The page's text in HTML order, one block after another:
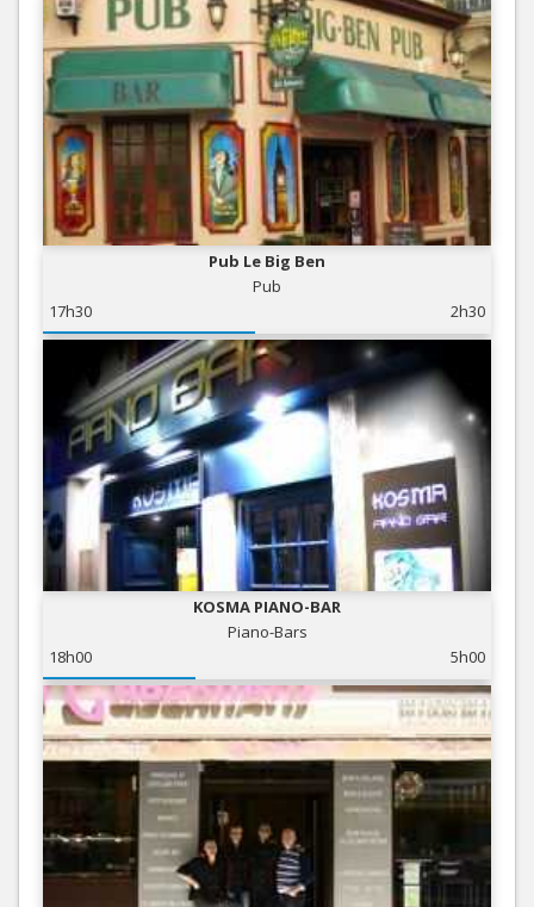
Pub Le Big Ben
Pub
17h30
2h30
KOSMA PIANO-BAR
Piano-Bars
18h00
5h00